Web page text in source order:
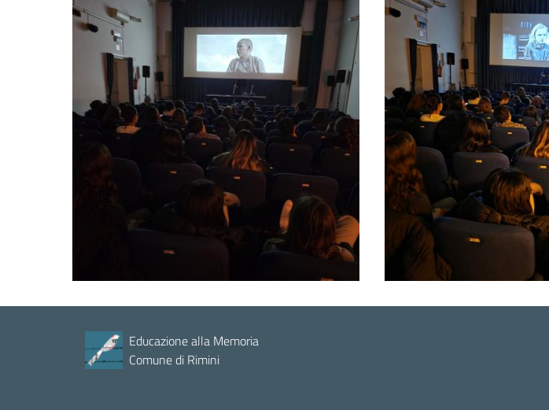
Educazione alla Memoria
Comune di Rimini